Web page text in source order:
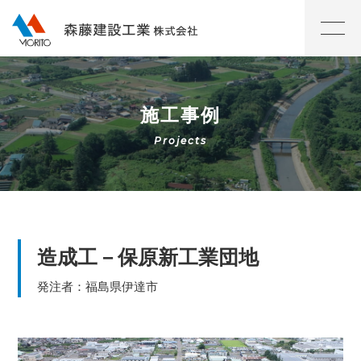
施工事例
造成工－保原新工業団地
発注者：福島県伊達市